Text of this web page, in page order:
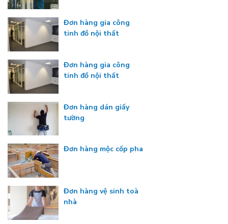
Đơn hàng gia công
tinh đồ nội thất
Đơn hàng gia công
tinh đồ nội thất
Đơn hàng dán giấy
tường
Đơn hàng mộc cốp pha
Đơn hàng vệ sinh toà
nhà